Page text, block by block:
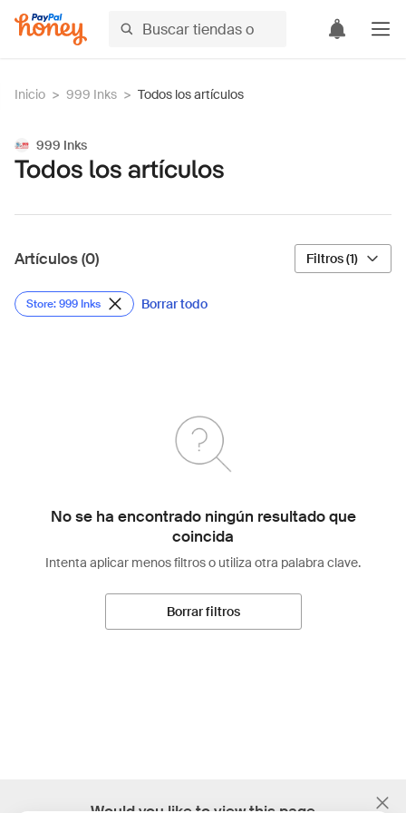
Inicio > 999 Inks > Todos los artículos
999 Inks
Todos los artículos
Artículos (0) Filtros (1)
Store: 999 Inks Borrar todo
No se ha encontrado ningún resultado que
coincida
Intenta aplicar menos filtros o utiliza otra palabra clave.
Borrar filtros